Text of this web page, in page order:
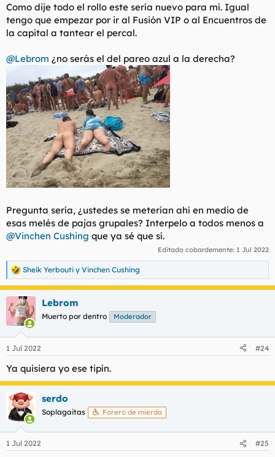
Como dije todo el rollo este sería nuevo para mí. Igual
tengo que empezar por ir al Fusión VIP o al Encuentros de
la capital a tantear el percal.
@Lebrom ¿no serás el del pareo azul a la derecha?
Pregunta sería, ¿ustedes se meterían ahí en medio de
esas melés de pajas grupales? Interpelo a todos menos a
@Vinchen Cushing que ya sé que sí.
Editado cobardemente: 1 Jul 2022
R
e
c
c
e
:
Sheik Yerbouti y Vinchen Cushing
Lebrom
Muerto por dentro Moderador
1 Jul 2022 #24
Ya quisiera yo ese tipín.
serdo
Soplagaitas Forero de mierda
1 Jul 2022 #25